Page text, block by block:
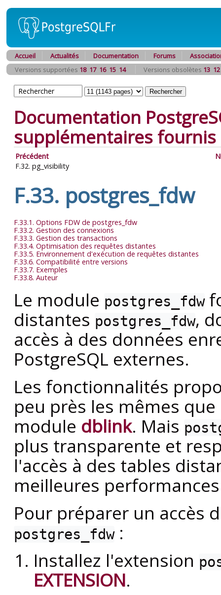
Accueil Actualités Documentation Forums
Versions supportées 18 17 16 15 14 Versions obsolètes 13 12
Documentation
supplémentaires fournis
Précédent
F.32. pg_visibility
F.33. postgres_fdw
F.33.1. Options FDW de postgres_fdw
F.33.2. Gestion des connexions
F.33.3. Gestion des transactions
F.33.4. Optimisation des requêtes distantes
F.33.5. Environnement d'exécution de requêtes distantes
F.33.6. Compatibilité entre versions
F.33.7. Exemples
F.33.8. Auteur
Le module postgres_fdw
distantes postgres_fdw,
accès à des données
PostgreSQL externes.
Les fonctionnalités
peu près les mêmes
module dblink. Mais
plus transparente et
l'accès à des tables
meilleures
Pour préparer un accès
postgres_fdw:
Installez l'extension
EXTENSION.